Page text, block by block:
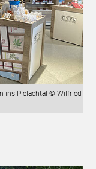
ins Pielachtal © Wilfried